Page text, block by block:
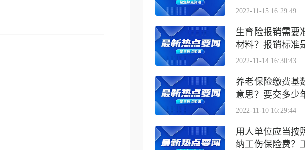
2022-11-15 16:29:49
生育险报销需要
材料？报销标准
2022-11-14 16:30:43
养老保险缴费基
意思？要交多少
2022-11-10 16:29:44
用人单位应当按
纳工伤保险费？